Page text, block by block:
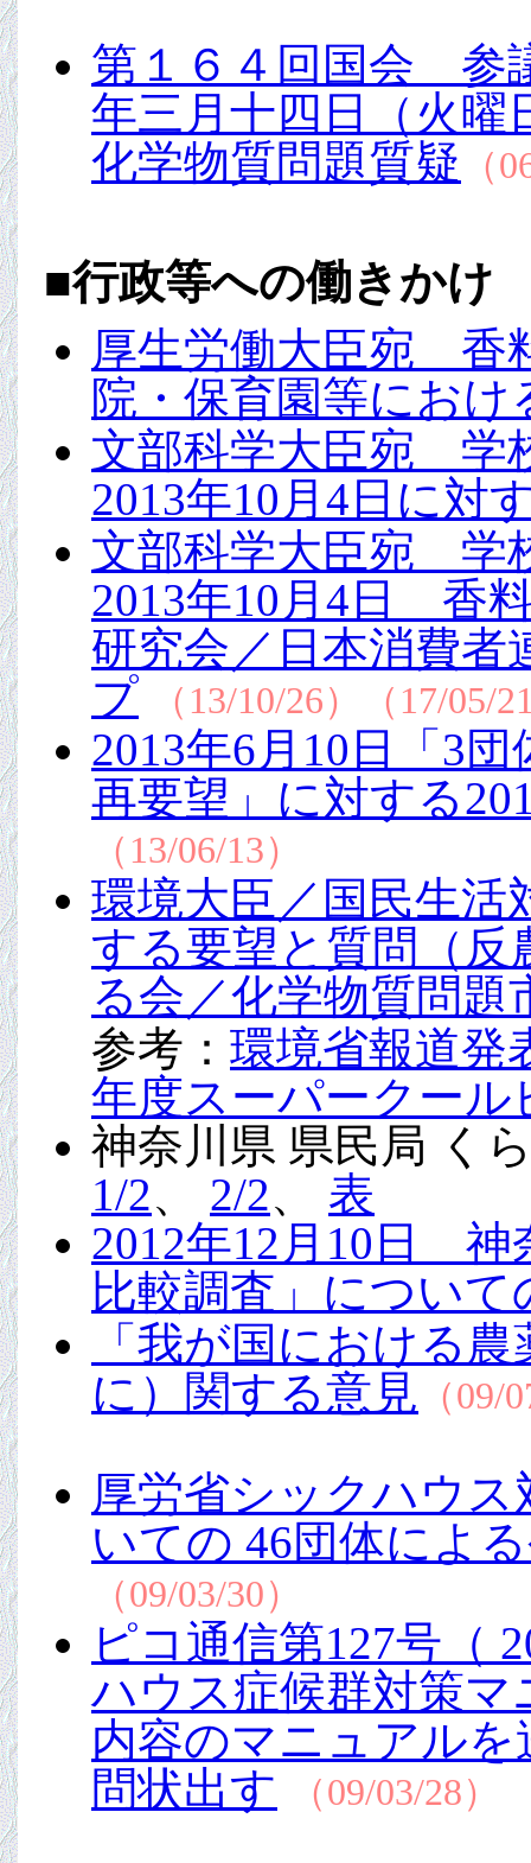
第１６４回国会 参
年三月十四日（火曜
化学物質問題質疑 （
■行政等への働きかけ
厚生労働大臣宛 香
院・保育園等にお
文部科学大臣宛 学
2013年10月4日に対
文部科学大臣宛 学
2013年10月4日 香
研究会／日本消費者
プ
（13/10/26）（17/05/
2013年6月10日「3
再要望」に対する
（13/06/13）
環境大臣／国民生
する要望と質問（反
る会／化学物質問題
参考： 環境省報道
年度スーパークー
神奈川県 県民局 く
1/2、 2/2、 表
2012年12月10日 神
比較調査」につい
「我が国における
に）関する意見 （09/
厚労省シックハウ
いての 46団体によ
（09/03/30）
ピコ通信第127号（
ハウス症候群対策
内容のマニュアル
問状出す
（09/03/28）